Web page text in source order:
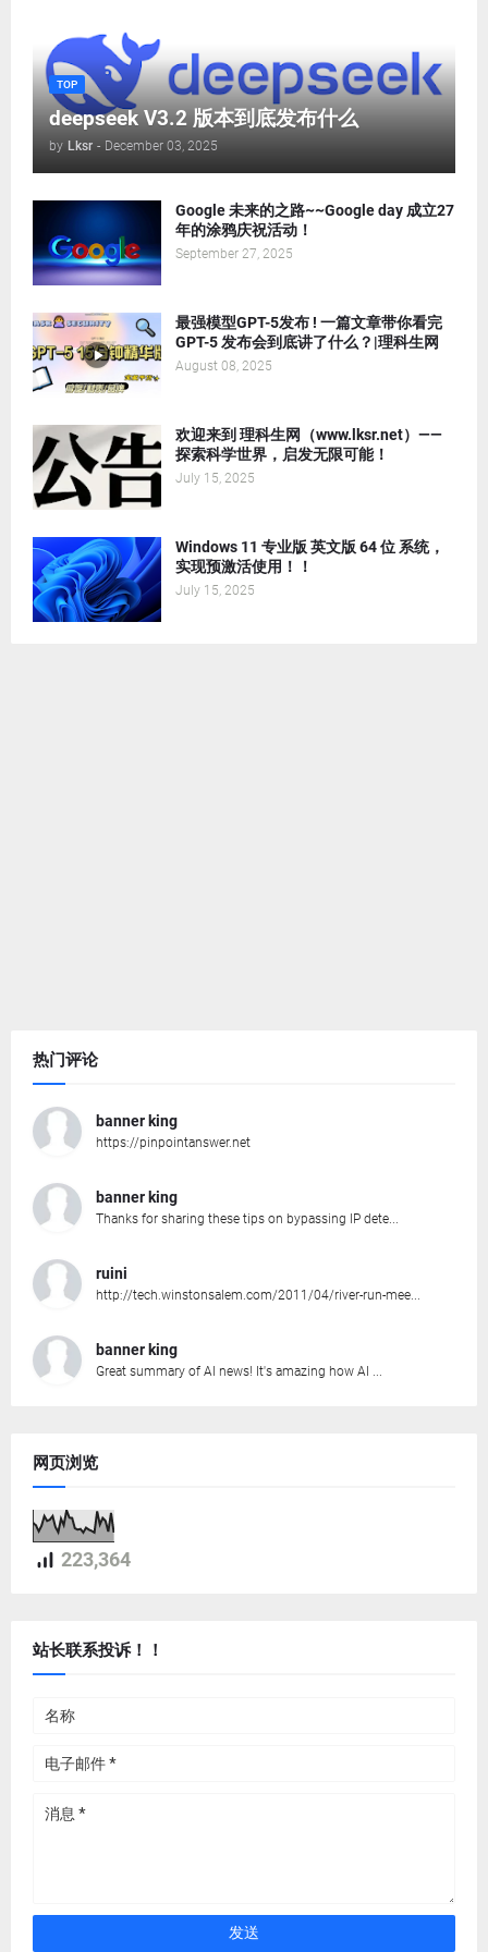
TOP
deepseek V3.2 版本到底发布什么
by Lksr - December 03, 2025
Google 未来的之路~~Google day 成立27
年的涂鸦庆祝活动！
September 27, 2025
最强模型GPT-5发布 ! 一篇文章带你看完
GPT-5 发布会到底讲了什么？|理科生网
August 08, 2025
欢迎来到 理科生网（www.lksr.net）——
探索科学世界，启发无限可能！
July 15, 2025
Windows 11 专业版 英文版 64 位 系统，
实现预激活使用！！
July 15, 2025
热门评论
banner king
https://pinpointanswer.net
banner king
Thanks for sharing these tips on bypassing IP dete...
ruini
http://tech.winstonsalem.com/2011/04/river-run-mee...
banner king
Great summary of AI news! It's amazing how AI ...
网页浏览
223,364
站长联系投诉！！